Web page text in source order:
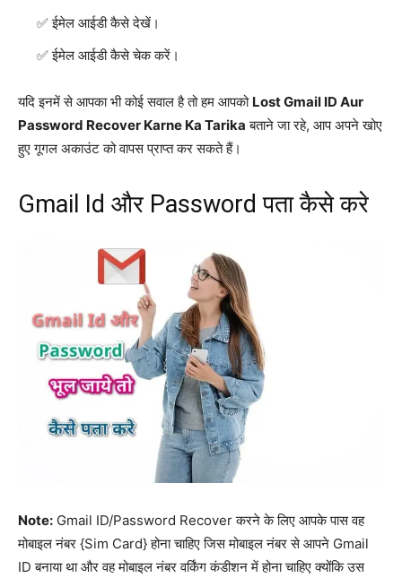
ईमेल आईडी कैसे देखें।
ईमेल आईडी कैसे चेक करें।
यदि इनमें से आपका भी कोई सवाल है तो हम आपको Lost Gmail ID Aur
Password Recover Karne Ka Tarika बताने जा रहे, आप अपने खोए
हुए गूगल अकाउंट को वापस प्राप्त कर सकते हैं।
Gmail Id और Password पता कैसे करे
Note: Gmail ID/Password Recover करने के लिए आपके पास वह
मोबाइल नंबर {Sim Card} होना चाहिए जिस मोबाइल नंबर से आपने Gmail
ID बनाया था और वह मोबाइल नंबर वर्किंग कंडीशन में होना चाहिए क्योंकि उस